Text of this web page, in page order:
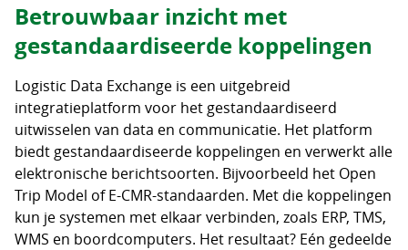
Betrouwbaar inzicht met
gestandaardiseerde koppelingen
Logistic Data Exchange is een uitgebreid
integratieplatform voor het gestandaardiseerd
uitwisselen van data en communicatie. Het platform
biedt gestandaardiseerde koppelingen en verwerkt alle
elektronische berichtsoorten. Bijvoorbeeld het Open
Trip Model of E-CMR-standaarden. Met die koppelingen
kun je systemen met elkaar verbinden, zoals ERP, TMS,
WMS en boordcomputers. Het resultaat? Eén gedeelde